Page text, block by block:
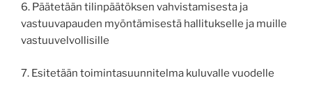
6. Päätetään tilinpäätöksen vahvistamisesta ja
vastuuvapauden myöntämisestä hallitukselle ja muille
vastuuvelvollisille
7. Esitetään toimintasuunnitelma kuluvalle vuodelle